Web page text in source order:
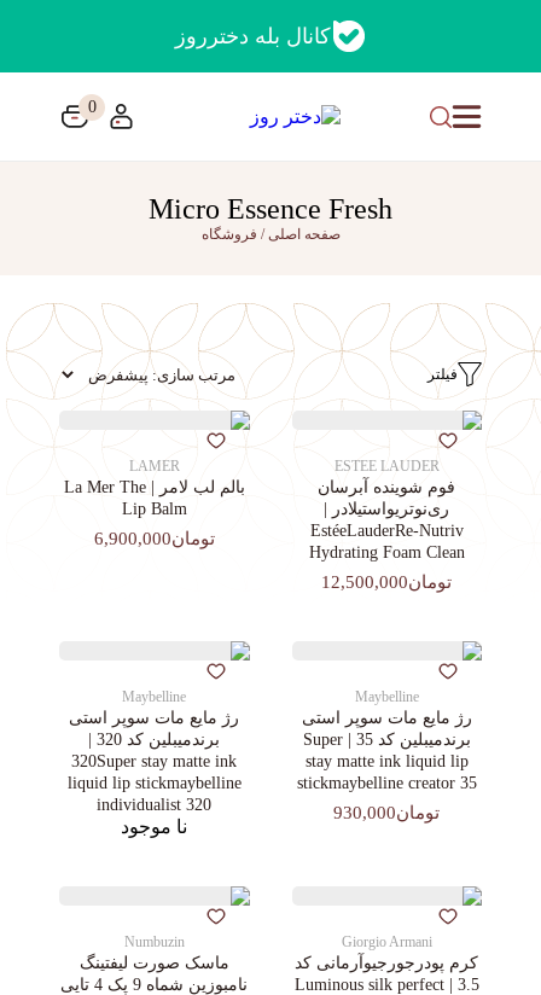
کانال بله دخترروز
0
Micro Essence Fresh
صفحه اصلی/ فروشگاه
فیلتر
ESTEE LAUDER
فوم شوینده آبرسان
ری‌نوتریواستیلادر |
EstéeLauderRe-Nutriv
Hydrating Foam Clean
تومان12,500,000
LAMER
بالم لب لامر | La Mer The
Lip Balm
تومان6,900,000
Maybelline
رژ مایع مات سوپر استی‌
برندمیبلین کد 35 | Super
stay matte ink liquid lip
stickmaybelline creator 35
تومان930,000
Maybelline
رژ مایع مات سوپر استی‌
برندمیبلین کد 320 |
320Super stay matte ink
liquid lip stickmaybelline
individualist 320
نا موجود
Giorgio Armani
کرم پودرجورجیوآرمانی کد
3.5 | Luminous silk perfect
Numbuzin
ماسک صورت لیفتینگ
نامبوزین شماه 9 پک 4 تایی